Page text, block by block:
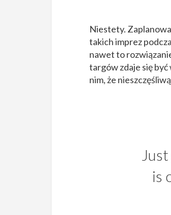
Niestety.
takich imprez
nawet to
targów zdaje się
nim, że
is